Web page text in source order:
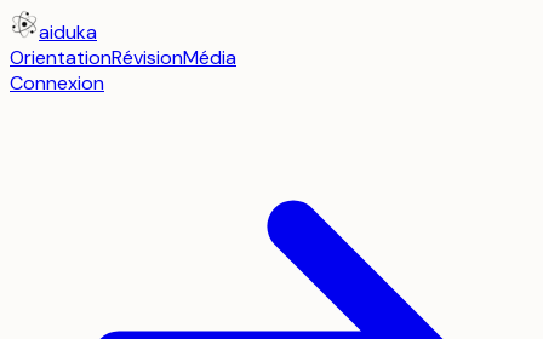
aiduka
OrientationRévisionMédia
Connexion